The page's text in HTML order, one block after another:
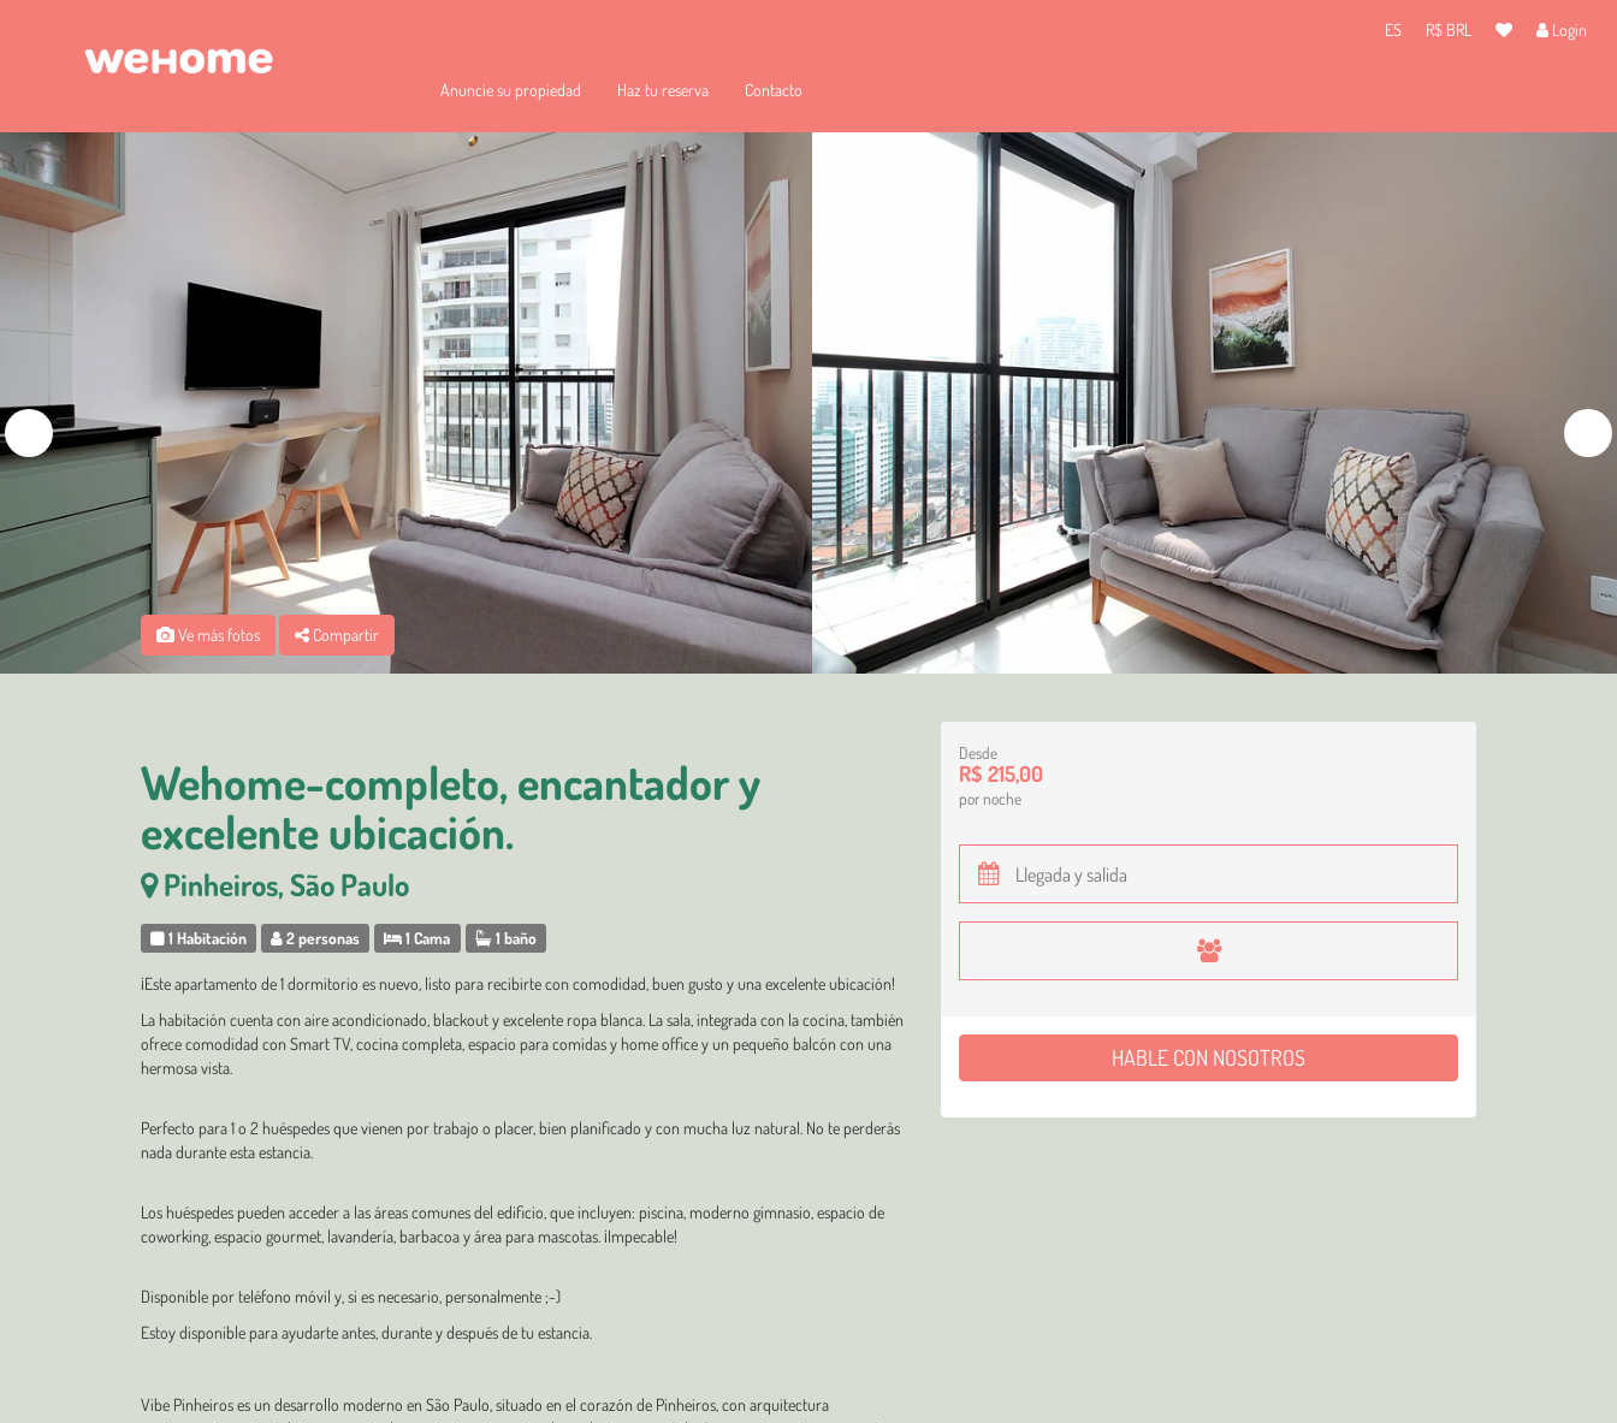
ES R$ BRL Login
Anuncie su propiedad Haz tu reserva Contacto
Ve más fotos Compartir
Wehome-completo, encantador y
excelente ubicación.
Pinheiros, São Paulo
1 Habitación 2 personas 1 Cama 1 baño
¡Este apartamento de 1 dormitorio es nuevo, listo para recibirte con comodidad, buen gusto y una excelente ubicación!
La habitación cuenta con aire acondicionado, blackout y excelente ropa blanca. La sala, integrada con la cocina, también
ofrece comodidad con Smart TV, cocina completa, espacio para comidas y home office y un pequeño balcón con una
hermosa vista.
Perfecto para 1 o 2 huéspedes que vienen por trabajo o placer, bien planificado y con mucha luz natural. No te perderás
nada durante esta estancia.
Los huéspedes pueden acceder a las áreas comunes del edificio, que incluyen: piscina, moderno gimnasio, espacio de
coworking, espacio gourmet, lavandería, barbacoa y área para mascotas. ¡Impecable!
Disponible por teléfono móvil y, si es necesario, personalmente ;-)
Estoy disponible para ayudarte antes, durante y después de tu estancia.
Vibe Pinheiros es un desarrollo moderno en São Paulo, situado en el corazón de Pinheiros, con arquitectura
Desde
R$ 215,00
por noche
HABLE CON NOSOTROS